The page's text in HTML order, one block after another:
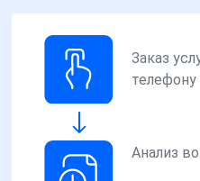
Заказ
телефону
Анализ